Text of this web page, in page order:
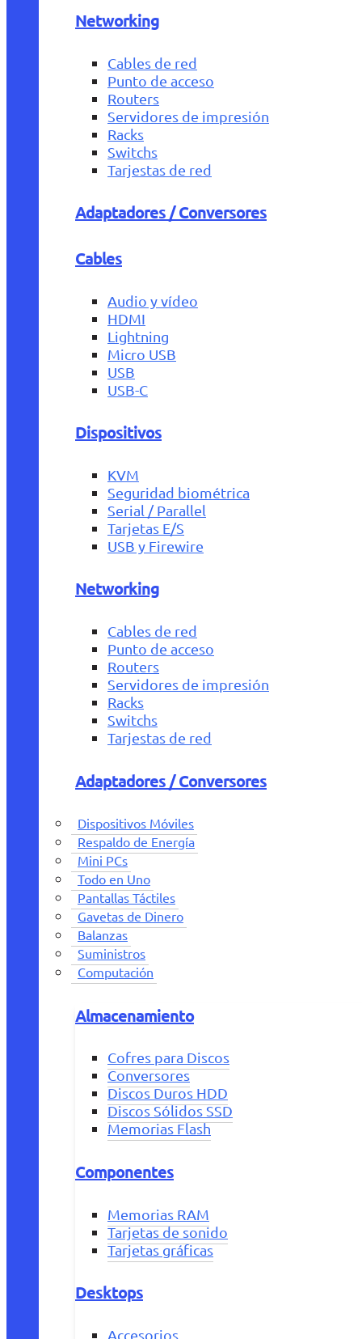
Networking
Cables de red
Punto de acceso
Routers
Servidores de impresión
Racks
Switchs
Tarjestas de red
Adaptadores / Conversores
Cables
Audio y vídeo
HDMI
Lightning
Micro USB
USB
USB-C
Dispositivos
KVM
Seguridad biométrica
Serial / Parallel
Tarjetas E/S
USB y Firewire
Networking
Cables de red
Punto de acceso
Routers
Servidores de impresión
Racks
Switchs
Tarjestas de red
Adaptadores / Conversores
Dispositivos Móviles
Respaldo de Energía
Mini PCs
Todo en Uno
Pantallas Táctiles
Gavetas de Dinero
Balanzas
Suministros
Computación
Almacenamiento
Cofres para Discos
Conversores
Discos Duros HDD
Discos Sólidos SSD
Memorias Flash
Componentes
Memorias RAM
Tarjetas de sonido
Tarjetas gráficas
Desktops
Accesorios